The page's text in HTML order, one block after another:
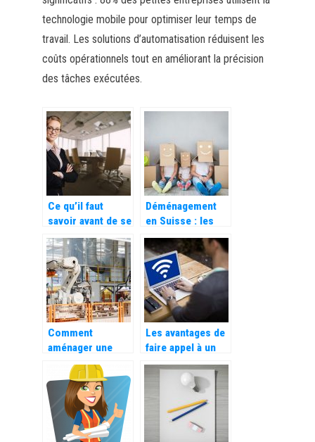
technologie mobile pour optimiser leur temps de
travail. Les solutions d’automatisation réduisent les
coûts opérationnels tout en améliorant la précision
des tâches exécutées.
Ce qu’il faut
savoir avant de se
lancer dans
l’entrepreneuriat
Déménagement
en Suisse : les
tarifs pratiqués
par les
entreprises
spécialisées
Comment
aménager une
usine pour qu’elle
soit efficace ?
Les avantages de
faire appel à un
cabinet
d’expertise